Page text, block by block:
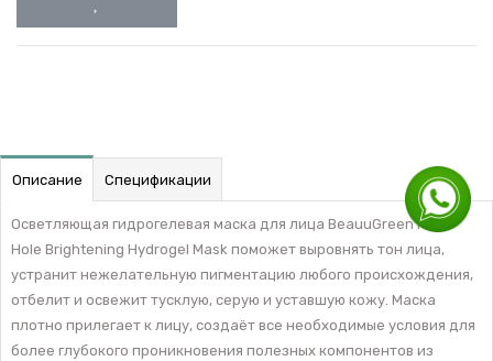
Описание Спецификации
Осветляющая гидрогелевая маска для лица BeauuGreen Micro
Hole Brightening Hydrogel Mask поможет выровнять тон лица,
устранит нежелательную пигментацию любого происхождения,
отбелит и освежит тусклую, серую и уставшую кожу. Маска
плотно прилегает к лицу, создаёт все необходимые условия для
более глубокого проникновения полезных компонентов из